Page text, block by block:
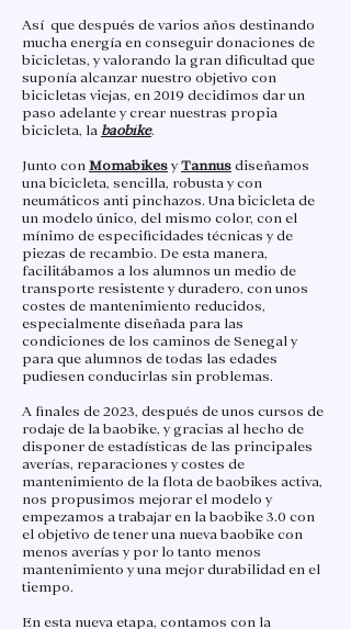
Así que después de varios años destinando
mucha energía en conseguir donaciones de
bicicletas, y valorando la gran dificultad que
suponía alcanzar nuestro objetivo con
bicicletas viejas, en 2019 decidimos dar un
paso adelante y crear nuestras propia
bicicleta, la baobike.
Junto conMomabikesyTannusdiseñamos
una bicicleta, sencilla, robusta y con
neumáticos anti pinchazos. Una bicicleta de
un modelo único, del mismo color, con el
mínimo de especificidades técnicas y de
piezas de recambio. De esta manera,
facilitábamos a los alumnos un medio de
transporte resistente y duradero, con unos
costes de mantenimiento reducidos,
especialmente diseñada para las
condiciones de los caminos de Senegal y
para que alumnos de todas las edades
pudiesen conducirlas sin problemas.
A finales de 2023, después de unos cursos de
rodaje de la baobike, y gracias al hecho de
disponer de estadísticas de las principales
averías, reparaciones y costes de
mantenimiento de la flota de baobikes activa,
nos propusimos mejorar el modelo y
empezamos a trabajar en la baobike 3.0 con
el objetivo de tener una nueva baobike con
menos averías y por lo tanto menos
mantenimiento y una mejor durabilidad en el
tiempo.
En esta nueva etapa, contamos con la